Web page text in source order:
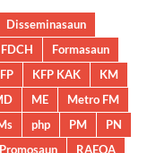
Disseminasaun
FDCH
Formasaun
KFP KAK
KM
ME
Metro FM
php PM
PN
Promosaun RAEOA